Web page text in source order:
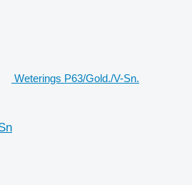
Weterings P63/Gold./V-Sn.